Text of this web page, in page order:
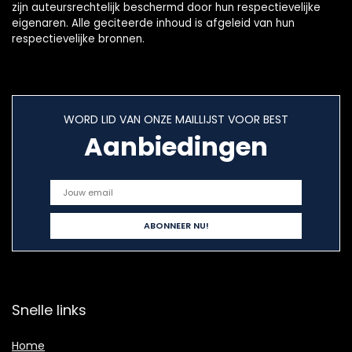
zijn auteursrechtelijk beschermd door hun respectievelijke
eigenaren. Alle geciteerde inhoud is afgeleid van hun
respectievelijke bronnen.
WORD LID VAN ONZE MAILLIJST VOOR BEST
Aanbiedingen
Snelle links
Home